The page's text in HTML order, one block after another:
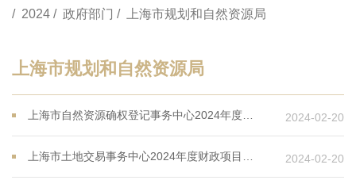
/ 2024 / 政府部门 / 上海市规划和自然资源局
上海市规划和自然资源局
2024-02-20
2024-02-20